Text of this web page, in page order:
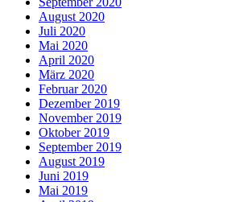
August 2020
Juli 2020
Mai 2020
April 2020
März 2020
Februar 2020
Dezember 2019
November 2019
Oktober 2019
September 2019
August 2019
Juni 2019
Mai 2019